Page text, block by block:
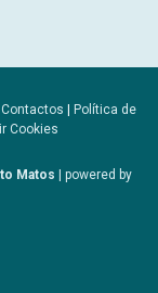
Contactos | Política de
Cookies
Matos | powered by